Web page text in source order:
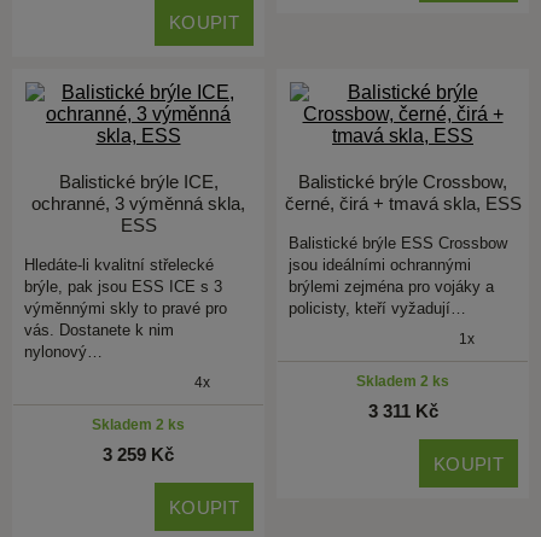
KOUPIT
Balistické brýle ICE,
ochranné, 3 výměnná skla,
ESS
Hledáte-li kvalitní střelecké
brýle, pak jsou ESS ICE s 3
výměnnými skly to pravé pro
vás. Dostanete k nim
nylonový…
4x
Skladem 2 ks
3 259 Kč
KOUPIT
Balistické brýle Crossbow,
černé, čirá + tmavá skla, ESS
Balistické brýle ESS Crossbow
jsou ideálními ochrannými
brýlemi zejména pro vojáky a
policisty, kteří vyžadují…
1x
Skladem 2 ks
3 311 Kč
KOUPIT